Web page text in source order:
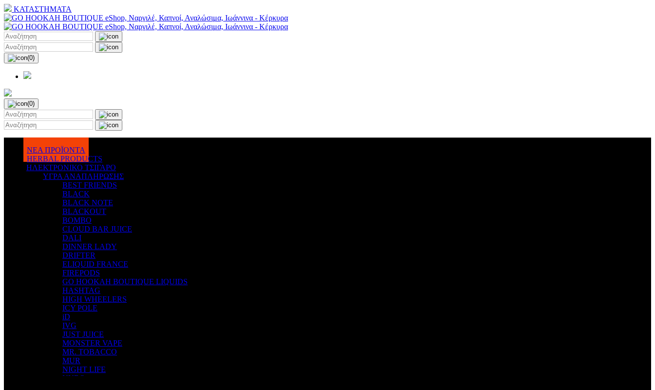
ΚΑΤΑΣΤΗΜΑΤΑ
(0)
(0)
ΝΕΑ ΠΡΟΪΟΝΤΑ
HERBAL PRODUCTS
ΗΛΕΚΤΡΟΝΙΚΟ ΤΣΙΓΑΡΟ
ΥΓΡΑ ΑΝΑΠΛΗΡΩΣΗΣ
BEST FRIENDS
BLACK
BLACK NOTE
BLACKOUT
BOMBO
CLOUD BAR JUICE
DALI
DINNER LADY
DRIFTER
ELIQUID FRANCE
FIREPODS
GO HOOKAH BOUTIQUE LIQUIDS
HASHTAG
HIGH WHEELERS
ICY POLE
iD
IVG
JUST JUICE
MONSTER VAPE
MR. TOBACCO
MUR
NIGHT LIFE
NUBO